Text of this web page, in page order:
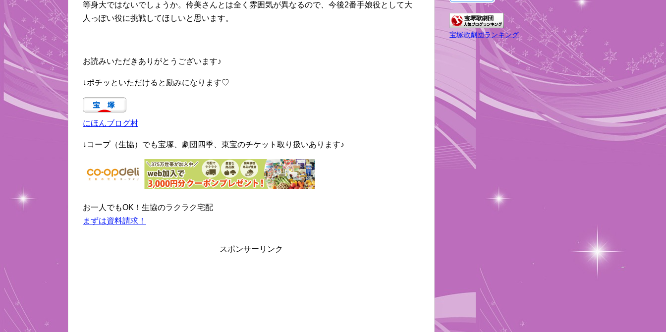
等身大ではないでしょうか。伶美さんとは全く雰囲気が異なるので、今後2番手娘役として大
人っぽい役に挑戦してほしいと思います。
お読みいただきありがとうございます♪
↓ポチッといただけると励みになります♡
にほんブログ村
↓コープ（生協）でも宝塚、劇団四季、東宝のチケット取り扱いあります♪
お一人でもOK！生協のラクラク宅配
まずは資料請求！
スポンサーリンク
宝塚歌劇団ランキング